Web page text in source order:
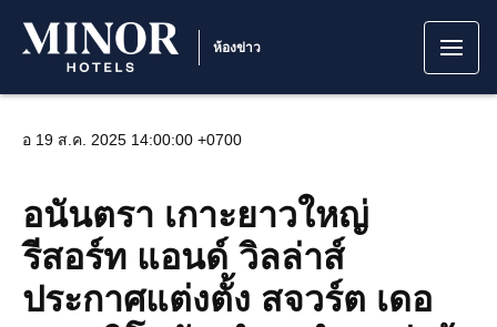
ห้องข่าว
อ 19 ส.ค. 2025 14:00:00 +0700
อนันตรา เกาะยาวใหญ่
รีสอร์ท แอนด์ วิลล่าส์
ประกาศแต่งตั้ง สจวร์ต เดอ